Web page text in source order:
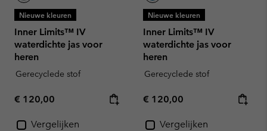
Nieuwe kleuren
Inner Limits™ IV
waterdichte jas voor
heren
Gerecyclede stof
Regular price:
€ 120,00
Vergelijken
Nieuwe kleuren
Inner Limits™ IV
waterdichte jas voor
heren
Gerecyclede stof
Regular price:
€ 120,00
Vergelijken